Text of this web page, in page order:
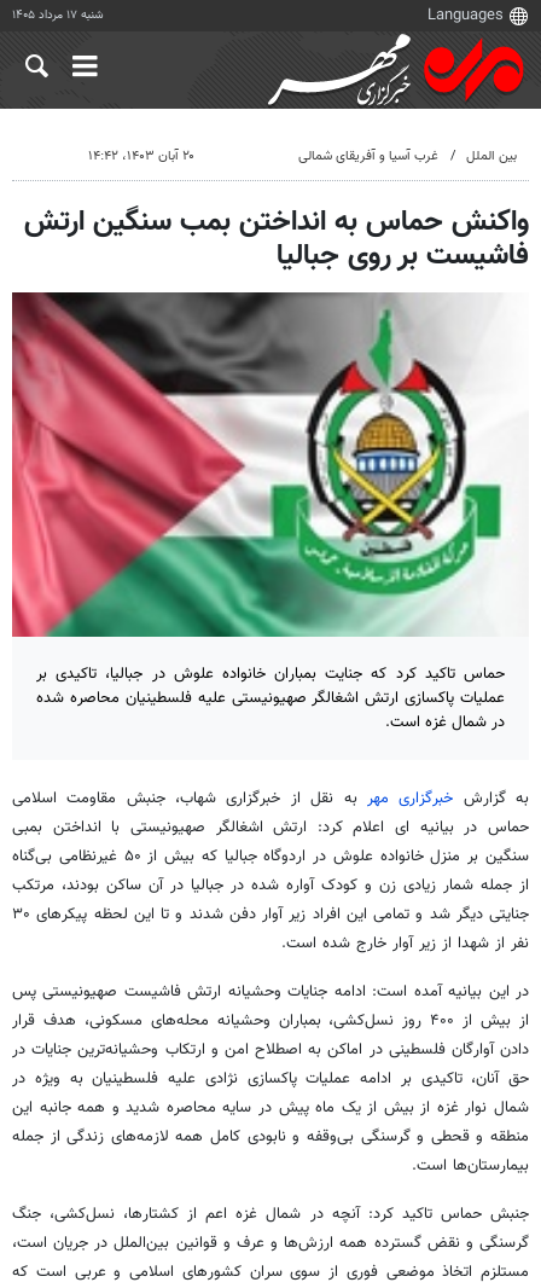
شنبه ۱۷ مرداد ۱۴۰۵
بین الملل غرب آسیا و آفریقای شمالی ۲۰ آبان ۱۴۰۳، ۱۴:۴۲
واکنش حماس به انداختن بمب سنگین ارتش
فاشیست بر روی جبالیا
حماس تاکید کرد که جنایت بمباران خانواده علوش در جبالیا، تاکیدی بر
عملیات پاکسازی ارتش اشغالگر صهیونیستی علیه فلسطینیان محاصره شده
در شمال غزه است.
به گزارش خبرگزاری مهر به نقل از خبرگزاری شهاب، جنبش مقاومت اسلامی
حماس در بیانیه ای اعلام کرد: ارتش اشغالگر صهیونیستی با انداختن بمبی
سنگین بر منزل خانواده علوش در اردوگاه جبالیا که بیش از ۵۰ غیرنظامی بی‌گناه
از جمله شمار زیادی زن و کودک آواره شده در جبالیا در آن ساکن بودند، مرتکب
جنایتی دیگر شد و تمامی این افراد زیر آوار دفن شدند و تا این لحظه پیکرهای ۳۰
نفر از شهدا از زیر آوار خارج شده است.
در این بیانیه آمده است: ادامه جنایات وحشیانه ارتش فاشیست صهیونیستی پس
از بیش از ۴۰۰ روز نسل‌کشی، بمباران وحشیانه محله‌های مسکونی، هدف قرار
دادن آوارگان فلسطینی در اماکن به اصطلاح امن و ارتکاب وحشیانه‌ترین جنایات در
حق آنان، تاکیدی بر ادامه عملیات پاکسازی نژادی علیه فلسطینیان به ویژه در
شمال نوار غزه از بیش از یک ماه پیش در سایه محاصره شدید و همه جانبه این
منطقه و قحطی و گرسنگی بی‌وقفه و نابودی کامل همه لازمه‌های زندگی از جمله
بیمارستان‌ها است.
جنبش حماس تاکید کرد: آنچه در شمال غزه اعم از کشتارها، نسل‌کشی، جنگ
گرسنگی و نقض گسترده همه ارزش‌ها و عرف و قوانین بین‌الملل در جریان است،
مستلزم اتخاذ موضعی فوری از سوی سران کشورهای اسلامی و عربی است که